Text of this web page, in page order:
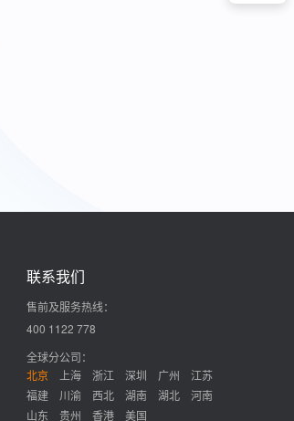
联系我们
售前及服务热线：
400 1122 778
全球分公司：
北京
上海 浙江 深圳 广州
江苏
福建
川渝 西北 湖南 湖北
河南
山东
贵州 香港 美国